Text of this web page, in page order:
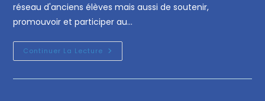
réseau d'anciens élèves mais aussi de soutenir,
promouvoir et participer au…
Continuer La Lecture